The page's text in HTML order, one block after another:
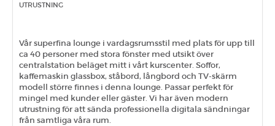
UTRUSTNING
Vår superfina lounge i vardagsrumsstil med plats för upp till
ca 40 personer med stora fönster med utsikt över
centralstation beläget mitt i vårt kurscenter. Soffor,
kaffemaskin glassbox, ståbord, långbord och TV-skärm
modell större finnes i denna lounge. Passar perfekt för
mingel med kunder eller gäster. Vi har även modern
utrustning för att sända professionella digitala sändningar
från samtliga våra rum.